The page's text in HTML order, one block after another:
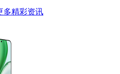
多精彩资讯